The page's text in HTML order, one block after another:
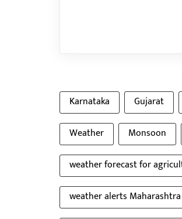
Karnataka Gujarat
Weather
Monsoon
weather forecast for
weather alerts Maharashtra